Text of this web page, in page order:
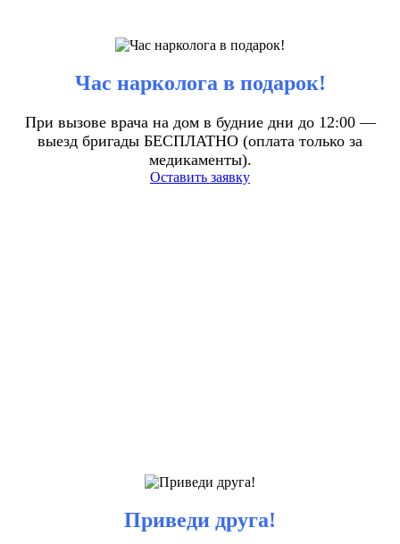
Час нарколога в подарок!
При вызове врача на дом в будние дни до 12:00 —
выезд бригады БЕСПЛАТНО (оплата только за
медикаменты).
Оставить заявку
Приведи друга!